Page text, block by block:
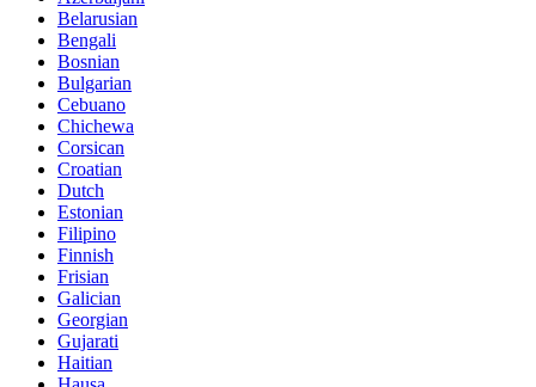
Belarusian
Bengali
Bosnian
Bulgarian
Cebuano
Chichewa
Corsican
Croatian
Dutch
Estonian
Filipino
Finnish
Frisian
Galician
Georgian
Gujarati
Haitian